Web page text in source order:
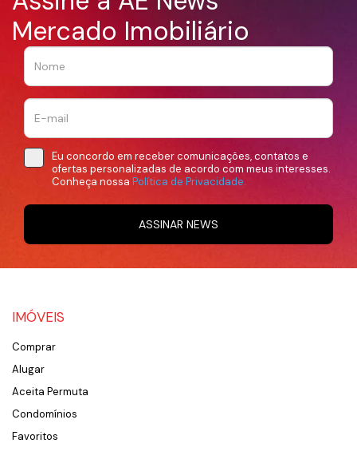
Mercado Imobiliário
Eu concordo em receber comunicações, contatos e
ofertas personalizadas de acordo com meus interesses.
Conheça nossa Política de Privacidade.
ASSINAR NEWS
IMÓVEIS
Comprar
Alugar
Aceita Permuta
Condomínios
Favoritos